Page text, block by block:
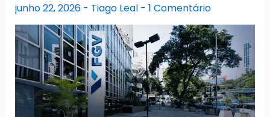
Estratégias
e
Dicas
junho 22, 2026 - Tiago Leal - 1 Comentário